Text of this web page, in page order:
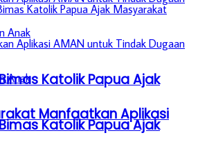
Katolik Papua Ajak
Manfaatkan Aplikasi
Katolik Papua Ajak